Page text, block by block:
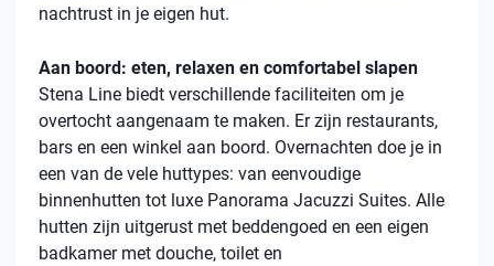
nachtrust in je eigen hut.
Aan boord: eten, relaxen en comfortabel slapen
Stena Line biedt verschillende faciliteiten om je
overtocht aangenaam te maken. Er zijn restaurants,
bars en een winkel aan boord. Overnachten doe je in
een van de vele huttypes: van eenvoudige
binnenhutten tot luxe Panorama Jacuzzi Suites. Alle
hutten zijn uitgerust met beddengoed en een eigen
badkamer met douche, toilet en